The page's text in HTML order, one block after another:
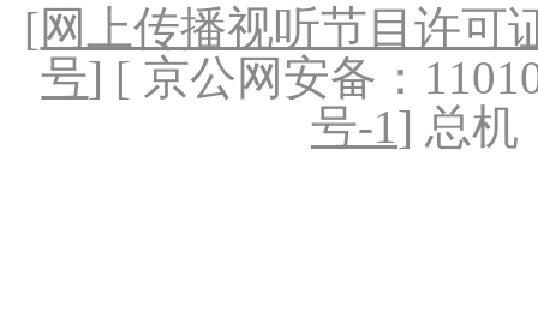
[网上传播视听节目许可
号] [ 京公网安备：
号-1] 总机